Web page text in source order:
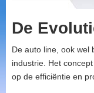
De
De auto line, ook wel
industrie. Het
op de efficiëntie en